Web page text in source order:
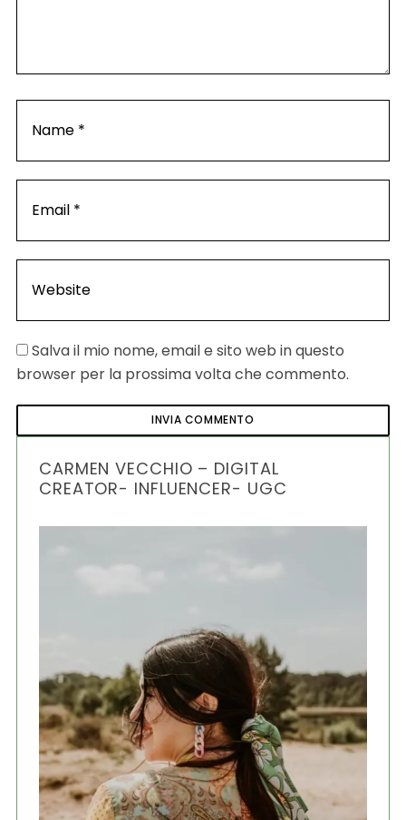
Salva il mio nome, email e sito web in questo
browser per la prossima volta che commento.
CARMEN VECCHIO – DIGITAL
CREATOR- INFLUENCER- UGC